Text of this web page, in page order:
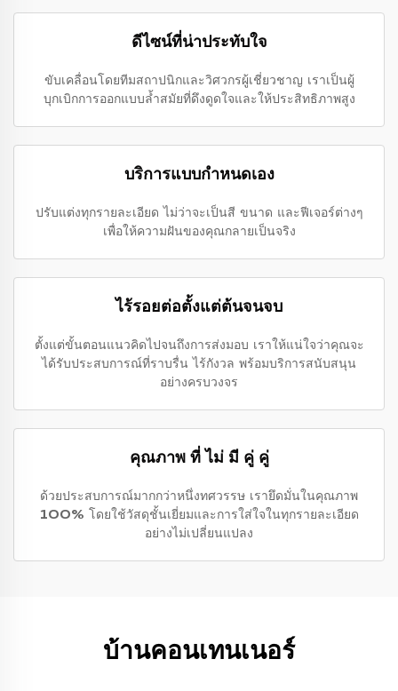
ดีไซน์ที่น่าประทับใจ
ขับเคลื่อนโดยทีมสถาปนิกและวิศวกรผู้เชี่ยวชาญ เราเป็นผู้
บุกเบิกการออกแบบล้ำสมัยที่ดึงดูดใจและให้ประสิทธิภาพสูง
บริการแบบกำหนดเอง
ปรับแต่งทุกรายละเอียด ไม่ว่าจะเป็นสี ขนาด และฟีเจอร์ต่างๆ
เพื่อให้ความฝันของคุณกลายเป็นจริง
ไร้รอยต่อตั้งแต่ต้นจนจบ
ตั้งแต่ขั้นตอนแนวคิดไปจนถึงการส่งมอบ เราให้แน่ใจว่าคุณจะ
ได้รับประสบการณ์ที่ราบรื่น ไร้กังวล พร้อมบริการสนับสนุน
อย่างครบวงจร
คุณภาพ ที่ ไม่ มี คู่ คู่
ด้วยประสบการณ์มากกว่าหนึ่งทศวรรษ เรายึดมั่นในคุณภาพ
100% โดยใช้วัสดุชั้นเยี่ยมและการใส่ใจในทุกรายละเอียด
อย่างไม่เปลี่ยนแปลง
บ้านคอนเทนเนอร์